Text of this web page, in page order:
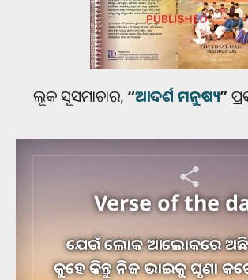
ଲୂକ ସୂସମାଚାର, “ଆଦର୍ଶ ମନୁଷ୍ୟ”
Verse of the
ଯେଉଁ ଲୋକ ଆଲୋକରେ
କୁହେ କିନ୍ତୁ ନିଜ ଭାଇକୁ ଘୃଣା